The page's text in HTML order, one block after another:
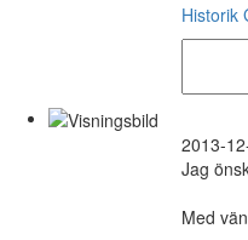
Historik
2013-
Jag
Med